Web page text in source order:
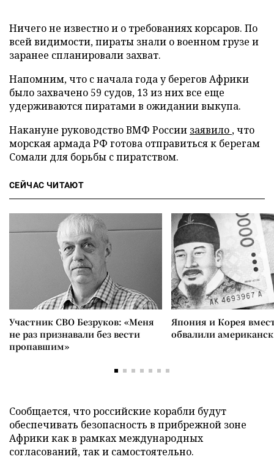
Ничего не известно и о требованиях корсаров. По
всей видимости, пираты знали о военном грузе и
заранее спланировали захват.
Напомним, что с начала года у берегов Африки
было захвачено 59 судов, 13 из них все еще
удерживаются пиратами в ожидании выкупа.
Накануне руководство ВМФ России заявило , что
морская армада РФ готова отправиться к берегам
Сомали для борьбы с пиратством.
СЕЙЧАС ЧИТАЮТ
Участник СВО Безруков: «Меня
не раз признавали без вести
пропавшим»
Япония и Корея
обвалили
Сообщается, что российские корабли будут
обеспечивать безопасность в прибрежной зоне
Африки как в рамках международных
согласований, так и самостоятельно.